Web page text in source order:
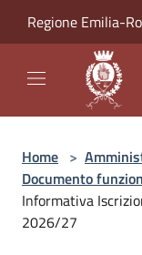
Regione Emilia-
Home >
Documento
Informativa
2026/27